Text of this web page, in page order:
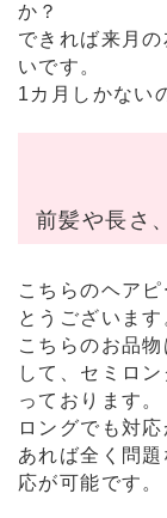
か？
できれば来月
いです。
1カ月しかない
前髪や長さ
こちらのヘア
とうございます
こちらのお品
して、セミロ
っております。
ロングでも対
あれば全く問
応が可能です。